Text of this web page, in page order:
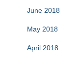
June 2018
May 2018
April 2018